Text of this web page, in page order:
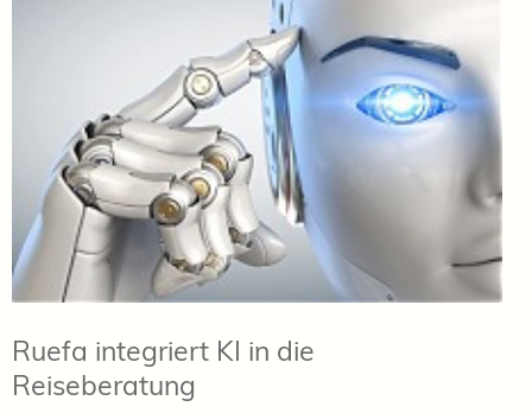
Ruefa integriert KI in die
Reiseberatung